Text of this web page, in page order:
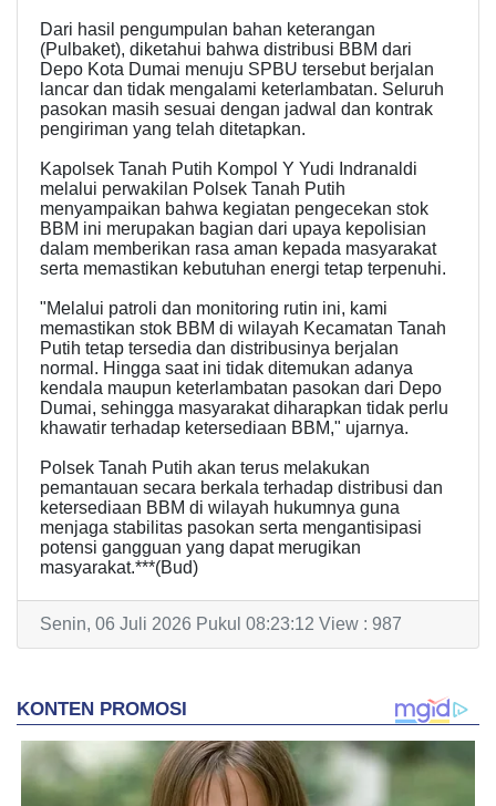
Dari hasil pengumpulan bahan keterangan
(Pulbaket), diketahui bahwa distribusi BBM dari
Depo Kota Dumai menuju SPBU tersebut berjalan
lancar dan tidak mengalami keterlambatan. Seluruh
pasokan masih sesuai dengan jadwal dan kontrak
pengiriman yang telah ditetapkan.
Kapolsek Tanah Putih Kompol Y Yudi Indranaldi
melalui perwakilan Polsek Tanah Putih
menyampaikan bahwa kegiatan pengecekan stok
BBM ini merupakan bagian dari upaya kepolisian
dalam memberikan rasa aman kepada masyarakat
serta memastikan kebutuhan energi tetap terpenuhi.
"Melalui patroli dan monitoring rutin ini, kami
memastikan stok BBM di wilayah Kecamatan Tanah
Putih tetap tersedia dan distribusinya berjalan
normal. Hingga saat ini tidak ditemukan adanya
kendala maupun keterlambatan pasokan dari Depo
Dumai, sehingga masyarakat diharapkan tidak perlu
khawatir terhadap ketersediaan BBM," ujarnya.
Polsek Tanah Putih akan terus melakukan
pemantauan secara berkala terhadap distribusi dan
ketersediaan BBM di wilayah hukumnya guna
menjaga stabilitas pasokan serta mengantisipasi
potensi gangguan yang dapat merugikan
masyarakat.***(Bud)
Senin, 06 Juli 2026 Pukul 08:23:12 View : 987